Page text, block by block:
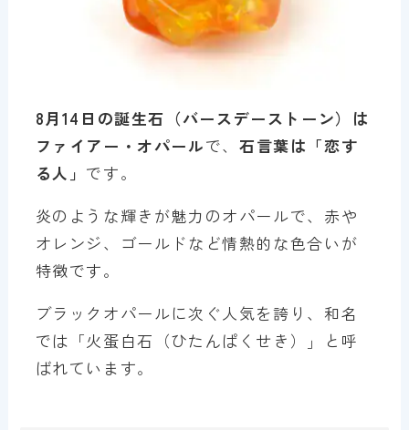
8月14日の誕生石（バースデーストーン）は
ファイアー・オパールで、 石言葉は「恋す
る人」 です。
炎のような輝きが魅力のオパールで、赤や
オレンジ、ゴールドなど情熱的な色合いが
特徴です。
ブラックオパールに次ぐ人気を誇り、和名
では「火蛋白石（ひたんぱくせき）」と呼
ばれています。